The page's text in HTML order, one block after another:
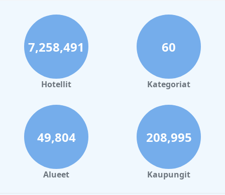
7,258,491
Hotellit
60
Kategoriat
49,804
Alueet
208,995
Kaupungit